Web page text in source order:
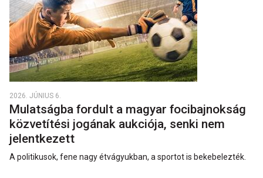
2026. JÚNIUS 6.
Mulatságba fordult a magyar focibajnokság
közvetítési jogának aukciója, senki nem
jelentkezett
A politikusok, fene nagy étvágyukban, a sportot is bekebelezték.